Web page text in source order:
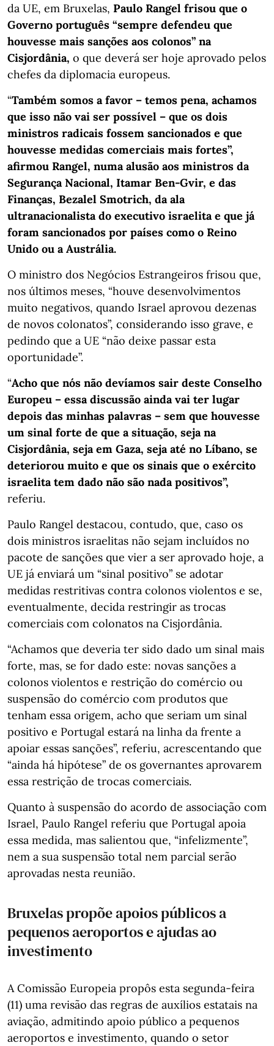
da UE, em Bruxelas, Paulo Rangel frisou que o
Governo português “sempre defendeu que
houvesse mais sanções aos colonos” na
Cisjordânia, o que deverá ser hoje aprovado pelos
chefes da diplomacia europeus.
“Também somos a favor – temos pena, achamos
que isso não vai ser possível – que os dois
ministros radicais fossem sancionados e que
houvesse medidas comerciais mais fortes”,
afirmou Rangel, numa alusão aos ministros da
Segurança Nacional, Itamar Ben-Gvir, e das
Finanças, Bezalel Smotrich, da ala
ultranacionalista do executivo israelita e que já
foram sancionados por países como o Reino
Unido ou a Austrália.
O ministro dos Negócios Estrangeiros frisou que,
nos últimos meses, “houve desenvolvimentos
muito negativos, quando Israel aprovou dezenas
de novos colonatos”, considerando isso grave, e
pedindo que a UE “não deixe passar esta
oportunidade”.
“Acho que nós não devíamos sair deste Conselho
Europeu – essa discussão ainda vai ter lugar
depois das minhas palavras – sem que houvesse
um sinal forte de que a situação, seja na
Cisjordânia, seja em Gaza, seja até no Líbano, se
deteriorou muito e que os sinais que o exército
israelita tem dado não são nada positivos”,
referiu.
Paulo Rangel destacou, contudo, que, caso os
dois ministros israelitas não sejam incluídos no
pacote de sanções que vier a ser aprovado hoje, a
UE já enviará um “sinal positivo” se adotar
medidas restritivas contra colonos violentos e se,
eventualmente, decida restringir as trocas
comerciais com colonatos na Cisjordânia.
“Achamos que deveria ter sido dado um sinal mais
forte, mas, se for dado este: novas sanções a
colonos violentos e restrição do comércio ou
suspensão do comércio com produtos que
tenham essa origem, acho que seriam um sinal
positivo e Portugal estará na linha da frente a
apoiar essas sanções”, referiu, acrescentando que
“ainda há hipótese” de os governantes aprovarem
essa restrição de trocas comerciais.
Quanto à suspensão do acordo de associação com
Israel, Paulo Rangel referiu que Portugal apoia
essa medida, mas salientou que, “infelizmente”,
nem a sua suspensão total nem parcial serão
aprovadas nesta reunião.
Bruxelas propõe apoios públicos a
pequenos aeroportos e ajudas ao
investimento
A Comissão Europeia propôs esta segunda-feira
(11) uma revisão das regras de auxílios estatais na
aviação, admitindo apoio público a pequenos
aeroportos e investimento, quando o setor